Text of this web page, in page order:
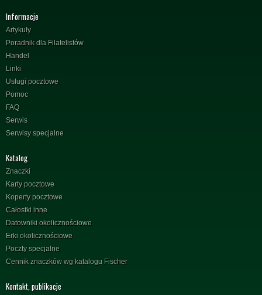
Informacje
Artykuły
Poradnik dla Filatelistów
Handel
Linki
Usługi pocztowe
Pomoc
FAQ
Serwis
Serwisy specjalne
Katalog
Znaczki
Karty pocztowe
Koperty pocztowe
Całostki inne
Datowniki okolicznościowe
Erki okolicznościowe
Poczty specjalne
Cennik znaczków wg katalogu Fischer
Kontakt, publikacje